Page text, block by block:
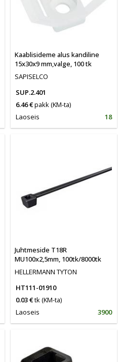
Kaablisideme alus kandiline
15x30x9 mm,valge, 100 tk
SAPISELCO
SUP.2.401
6.46 €pakk(KM-ta)
Laoseis
18
Juhtmeside T18R
MU100x2,5mm, 100tk/8000tk
HELLERMANN TYTON
HT111-01910
0.03 €tk(KM-ta)
Laoseis
3900